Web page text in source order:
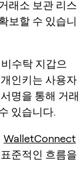
래소 보관 리스
보할 수 있습니
수탁 지갑으
인키는 사용자
명을 통해 거래
있습니다.
WalletConnect
준적인 흐름을